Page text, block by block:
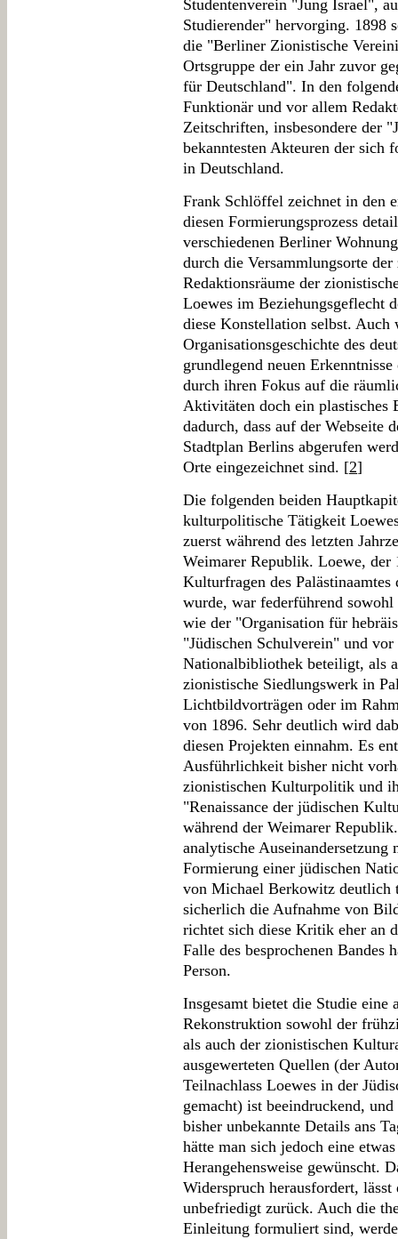
Studentenverein "Jung Israel",
Studierender" hervorging. 1898
die "Berliner Zionistische
Ortsgruppe der ein Jahr zuvor
für Deutschland". In den
Funktionär und vor allem
Zeitschriften, insbesondere der
bekanntesten Akteuren der sich
in Deutschland.
Frank Schlöffel zeichnet in den
diesen Formierungsprozess
verschiedenen Berliner
durch die Versammlungsorte
Redaktionsräume der
Loewes im Beziehungsgeflecht
diese Konstellation selbst. Auch
Organisationsgeschichte des
grundlegend neuen
durch ihren Fokus auf die
Aktivitäten doch ein plastisches
dadurch, dass auf der Webseite
Stadtplan Berlins abgerufen
Orte eingezeichnet sind. [2]
Die folgenden beiden
kulturpolitische Tätigkeit
zuerst während des letzten
Weimarer Republik. Loewe,
Kulturfragen des
wurde, war federführend
wie der "Organisation für
"Jüdischen Schulverein" und
Nationalbibliothek beteiligt, als
zionistische Siedlungswerk in
Lichtbildvorträgen oder im
von 1896. Sehr deutlich wird
diesen Projekten einnahm. Es
Ausführlichkeit bisher nicht
zionistischen Kulturpolitik und
"Renaissance der jüdischen
während der Weimarer
analytische
Formierung einer jüdischen
von Michael Berkowitz deutlich
sicherlich die Aufnahme von
richtet sich diese Kritik eher an
Falle des besprochenen Bandes
Person.
Insgesamt bietet die Studie eine
Rekonstruktion sowohl der
als auch der zionistischen
ausgewerteten Quellen (der
Teilnachlass Loewes in der
gemacht) ist beeindruckend,
bisher unbekannte Details ans
hätte man sich jedoch eine
Herangehensweise gewünscht.
Widerspruch herausfordert, lässt
unbefriedigt zurück. Auch die
Einleitung formuliert sind,